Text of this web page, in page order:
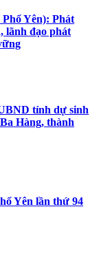
Yên): Phát
lãnh đạo phát
tỉnh dự sinh
Hàng, thành
Yên lần thứ 94